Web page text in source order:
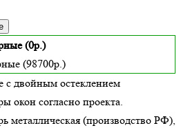
(0р.)
(98700р.)
с двойным остеклением
окон согласно проекта.
металлическая (производство РФ),